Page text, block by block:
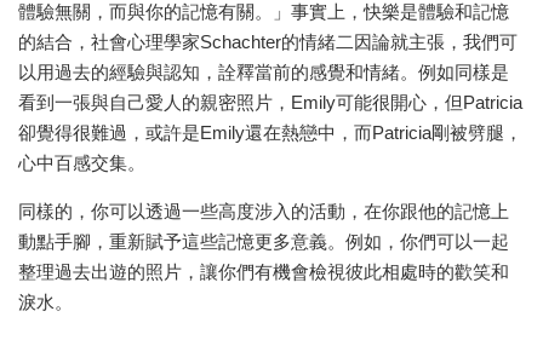
體驗無關，而與你的記憶有關。」事實上，快樂是體驗和記憶
的結合，社會心理學家Schachter的情緒二因論就主張，我們可
以用過去的經驗與認知，詮釋當前的感覺和情緒。例如同樣是
看到一張與自己愛人的親密照片，Emily可能很開心，但Patricia
卻覺得很難過，或許是Emily還在熱戀中，而Patricia剛被劈腿，
心中百感交集。
同樣的，你可以透過一些高度涉入的活動，在你跟他的記憶上
動點手腳，重新賦予這些記憶更多意義。例如，你們可以一起
整理過去出遊的照片，讓你們有機會檢視彼此相處時的歡笑和
淚水。